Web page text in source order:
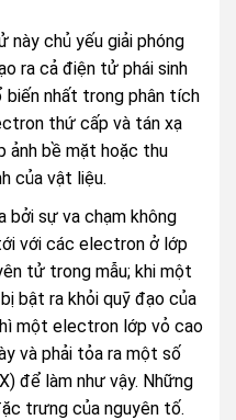
chủ yếu giải phóng
ra cả điện tử phái sinh
biến nhất trong phân tích
thứ cấp và tán xạ
ảnh bề mặt hoặc thu
của vật liệu.
sự va chạm không
với các electron ở lớp
tử trong mẫu; khi một
bật ra khỏi quỹ đạo của
một electron lớp vỏ cao
và phải tỏa ra một số
để làm như vậy. Những
trưng của nguyên tố.